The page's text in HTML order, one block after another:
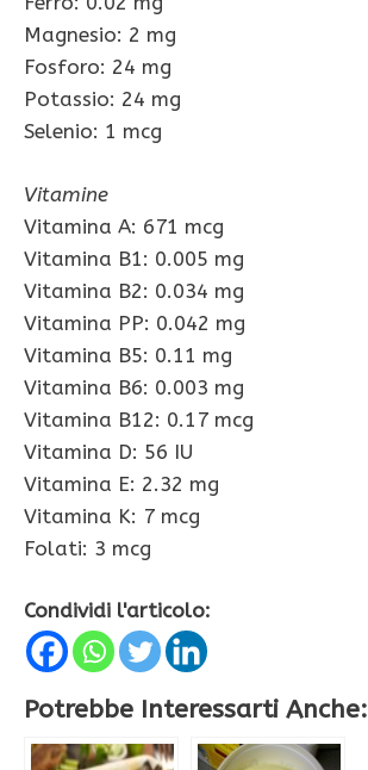
Magnesio: 2 mg
Fosforo: 24 mg
Potassio: 24 mg
Selenio: 1 mcg
Vitamine
Vitamina A: 671 mcg
Vitamina B1: 0.005 mg
Vitamina B2: 0.034 mg
Vitamina PP: 0.042 mg
Vitamina B5: 0.11 mg
Vitamina B6: 0.003 mg
Vitamina B12: 0.17 mcg
Vitamina D: 56 IU
Vitamina E: 2.32 mg
Vitamina K: 7 mcg
Folati: 3 mcg
Condividi l'articolo:
Potrebbe Interessarti Anche: